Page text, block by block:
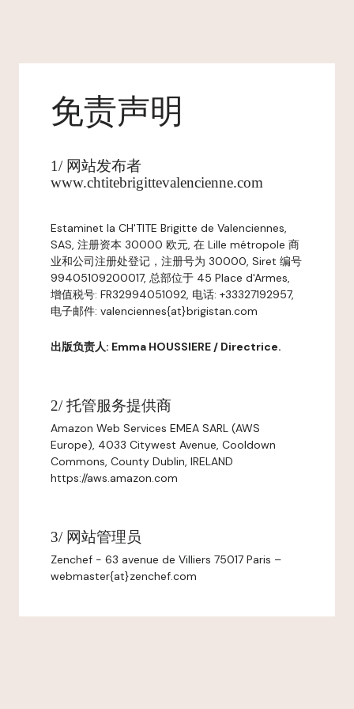
免责声明
1/ 网站发布者
www.chtitebrigittevalencienne.com
Estaminet la CH'TITE Brigitte de Valenciennes,
SAS, 注册资本 30000 欧元, 在 Lille métropole 商
业和公司注册处登记，注册号为 30000, Siret 编号
99405109200017, 总部位于 45 Place d'Armes,
增值税号: FR32994051092, 电话: +33327192957,
电子邮件: valenciennes{at}brigistan.com
出版负责人: Emma HOUSSIERE / Directrice.
2/ 托管服务提供商
Amazon Web Services EMEA SARL (AWS
Europe), 4033 Citywest Avenue, Cooldown
Commons, County Dublin, IRELAND
https://aws.amazon.com
3/ 网站管理员
Zenchef - 63 avenue de Villiers 75017 Paris –
webmaster{at}zenchef.com